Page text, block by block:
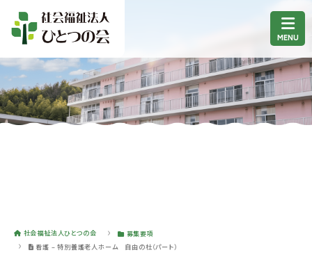
社会福祉法人ひとつの会
募集要項
看護 – 特別養護老人ホーム 自由の杜（パート）